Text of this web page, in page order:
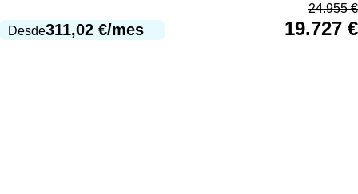
Desde311,02 €/mes
24.955€
19.727 €